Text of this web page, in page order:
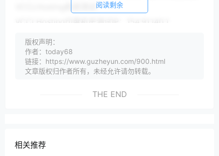
VCCLHosting印度机房测试IP：154.91.140.1
阅读剩余
版权声明：
作者：today68
链接：https://www.guzheyun.com/900.html
文章版权归作者所有，未经允许请勿转载。
THE END
相关推荐